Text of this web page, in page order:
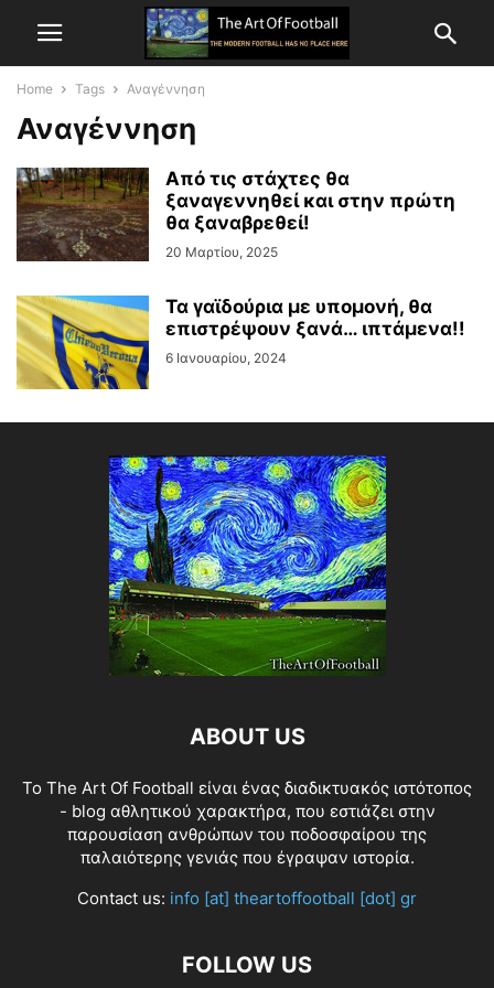
Home Tags Αναγέννηση
Αναγέννηση
Από τις στάχτες θα
ξαναγεννηθεί και στην πρώτη
θα ξαναβρεθεί!
20 Μαρτίου, 2025
Τα γαϊδούρια με υπομονή, θα
επιστρέψουν ξανά… ιπτάμενα!!
6 Ιανουαρίου, 2024
ABOUT US
Το The Art Of Football είναι ένας διαδικτυακός ιστότοπος
- blog αθλητικού χαρακτήρα, που εστιάζει στην
παρουσίαση ανθρώπων του ποδοσφαίρου της
παλαιότερης γενιάς που έγραψαν ιστορία.
Contact us: info [at] theartoffootball [dot] gr
FOLLOW US